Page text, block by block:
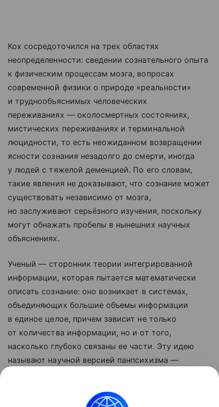
Кох сосредоточился на трех областях
неопределенности: сведении сознательного опыта
к физическим процессам мозга, вопросах
современной физики о природе «реальности»
и труднообъяснимых человеческих
переживаниях — околосмертных состояниях,
мистических переживаниях и терминальной
люцидности, то есть неожиданном возвращении
ясности сознания незадолго до смерти, иногда
у людей с тяжелой деменцией. По его словам,
такие явления не доказывают, что сознание может
существовать независимо от мозга,
но заслуживают серьёзного изучения, поскольку
могут обнажать пробелы в нынешних научных
объяснениях.
Ученый — сторонник теории интегрированной
информации, которая пытается математически
описать сознание: оно возникает в системах,
объединяющих большие объемы информации
в единое целое, причем зависит не только
от количества информации, но и от того,
насколько глубоко связаны ее части. Эту идею
называют научной версией панпсихизма —
а не результатом достаточной сложности мозга.